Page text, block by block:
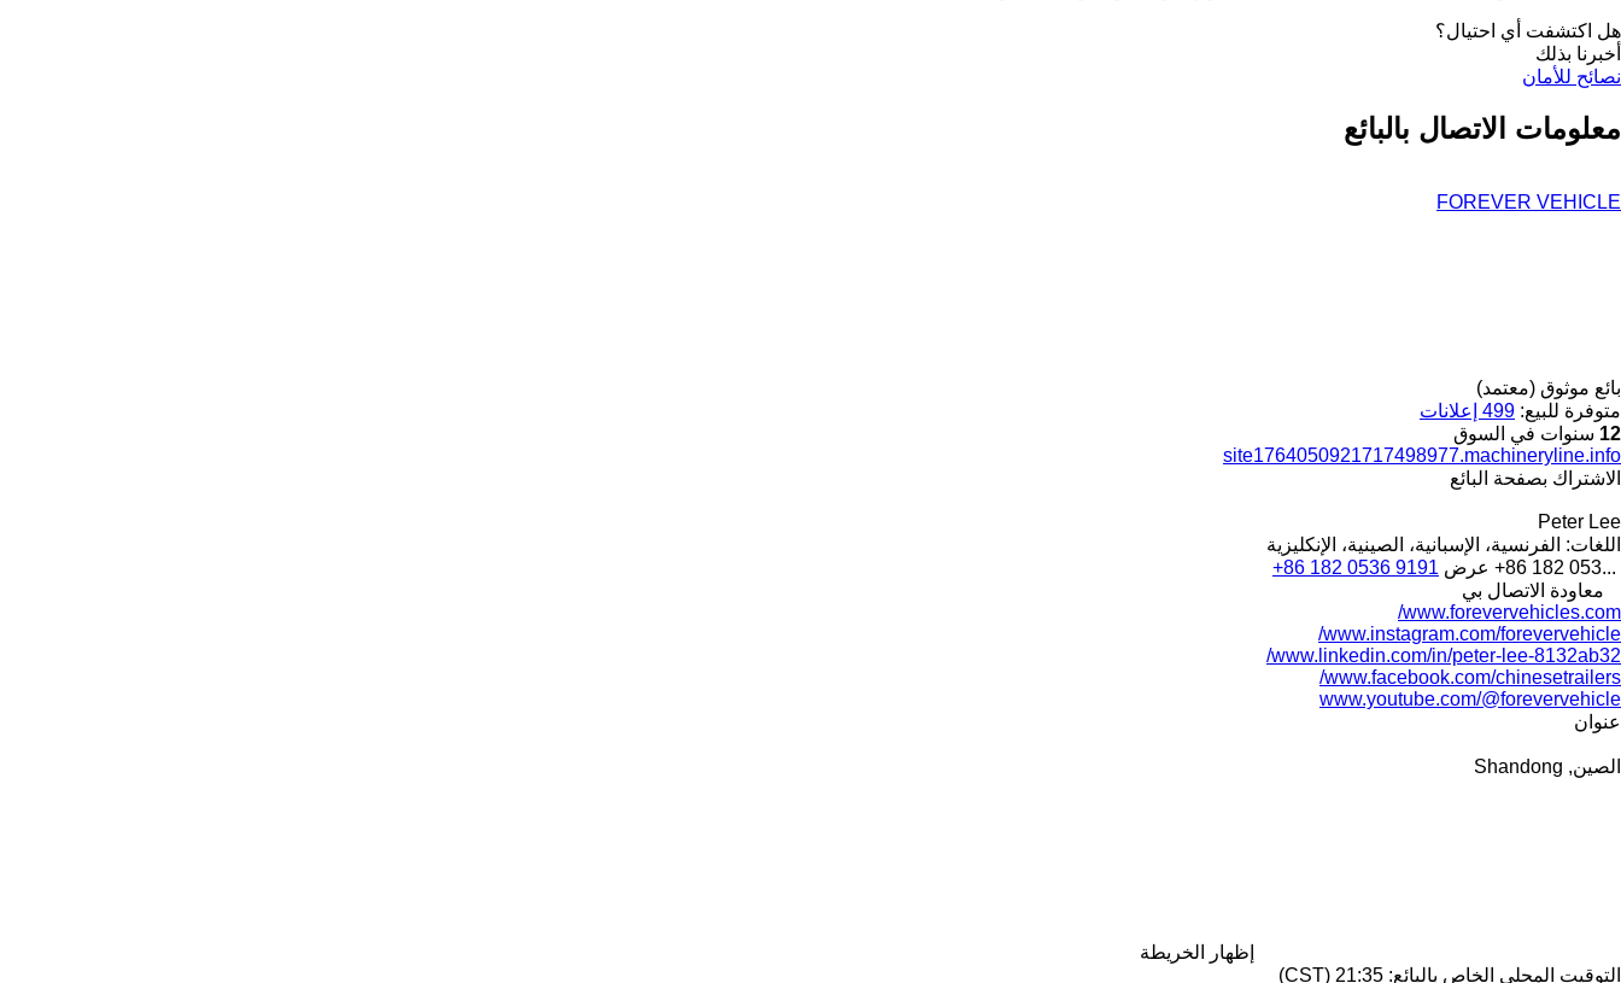
هل اكتشفت أي احتيال؟
أخبرنا بذلك
نصائح للأمان
معلومات الاتصال بالبائع
FOREVER VEHICLE
بائع موثوق (معتمد)
متوفرة للبيع: 499 إعلانات
12 سنوات في السوق
site1764050921717498977.machineryline.info
الاشتراك بصفحة البائع
Peter Lee
اللغات: الفرنسية، الإسبانية، الصينية، الإنكليزية
+86 182 053... عرض +86 182 0536 9191
معاودة الاتصال بي
www.forevervehicles.com/
www.instagram.com/forevervehicle/
www.linkedin.com/in/peter-lee-8132ab32/
www.facebook.com/chinesetrailers/
www.youtube.com/@forevervehicle
عنوان
الصين, Shandong
إظهار الخريطة
التوقيت المحلي الخاص بالبائع: 21:35 (CST)